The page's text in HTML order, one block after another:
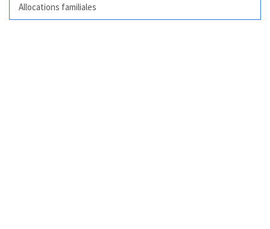
Allocations familiales